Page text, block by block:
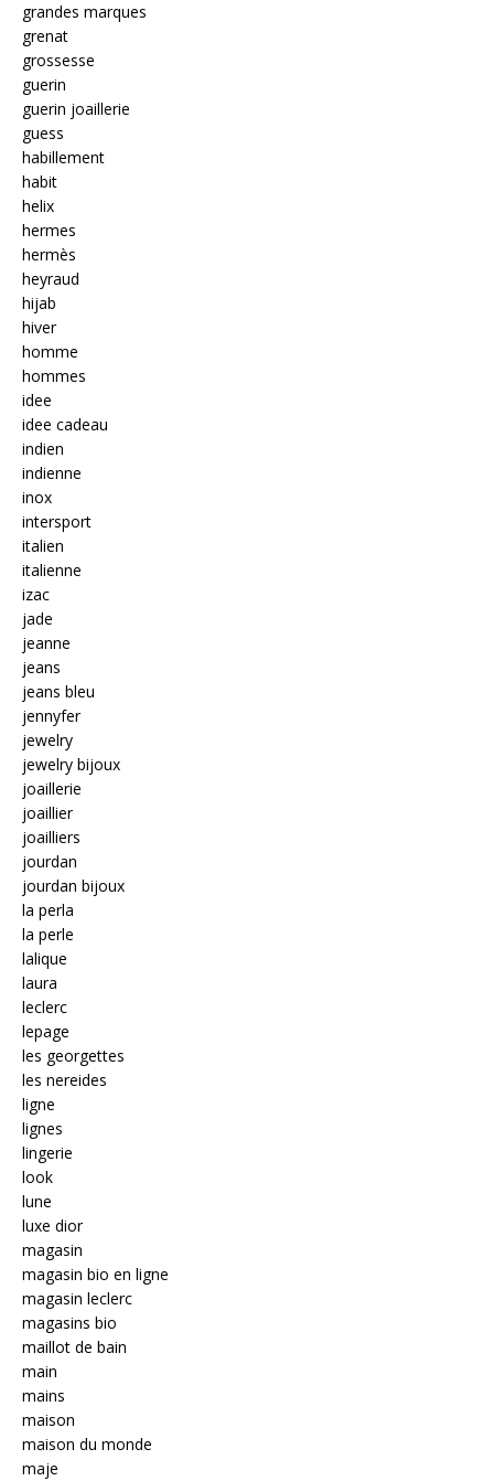
grandes marques
grenat
grossesse
guerin
guerin joaillerie
guess
habillement
habit
helix
hermes
hermès
heyraud
hijab
hiver
homme
hommes
idee
idee cadeau
indien
indienne
inox
intersport
italien
italienne
izac
jade
jeanne
jeans
jeans bleu
jennyfer
jewelry
jewelry bijoux
joaillerie
joaillier
joailliers
jourdan
jourdan bijoux
la perla
la perle
lalique
laura
leclerc
lepage
les georgettes
les nereides
ligne
lignes
lingerie
look
lune
luxe dior
magasin
magasin bio en ligne
magasin leclerc
magasins bio
maillot de bain
main
mains
maison
maison du monde
maje